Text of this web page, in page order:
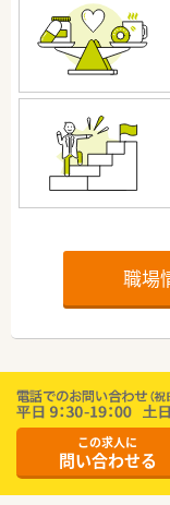
職場
この求人に
問い合わせる